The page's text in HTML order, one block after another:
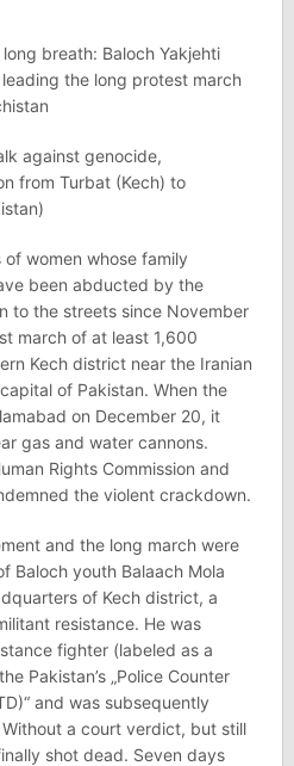
breath: Baloch Yakjehti
the long protest march
against genocide,
from Turbat (Kech) to
women whose family
been abducted by the
to the streets since November
march of at least 1,600
Kech district near the Iranian
of Pakistan. When the
on December 20, it
gas and water cannons.
Rights Commission and
the violent crackdown.
and the long march were
Baloch youth Balaach Mola
of Kech district, a
resistance. He was
fighter (labeled as a
Pakistan’s „Police Counter
and was subsequently
a court verdict, but still
shot dead. Seven days